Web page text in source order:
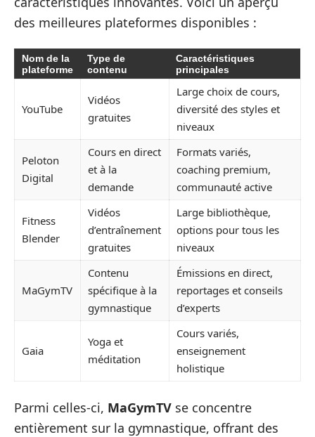
des meilleures plateformes disponibles :
Nom de la
plateforme
Type de
contenu
Caractéristiques
principales
YouTube
Vidéos
gratuites
Large choix de cours,
diversité des styles et
niveaux
Peloton
Digital
Cours en direct
et à la
demande
Formats variés,
coaching premium,
communauté active
Fitness
Blender
Vidéos
d’entraînement
gratuites
Large bibliothèque,
options pour tous les
niveaux
MaGymTV
Contenu
spécifique à la
gymnastique
Émissions en direct,
reportages et conseils
d’experts
Gaia
Yoga et
méditation
Cours variés,
enseignement
holistique
Parmi celles-ci, MaGymTV se concentre
entièrement sur la gymnastique, offrant des